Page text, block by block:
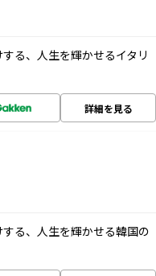
る、人生を輝かせるイタリ
詳細を見る
る、人生を輝かせる韓国の